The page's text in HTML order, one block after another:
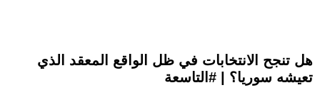
هل تنجح الانتخابات في ظل الواقع المعقد الذي
تعيشه سوريا؟ | #التاسعة